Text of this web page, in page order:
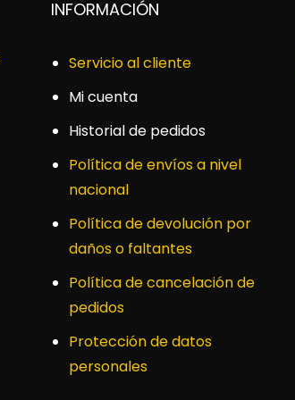
INFORMACIÓN
Servicio al cliente
Mi cuenta
Historial de pedidos
Política de envíos a nivel
nacional
Política de devolución por
daños o faltantes
Política de cancelación de
pedidos
Protección de datos
personales